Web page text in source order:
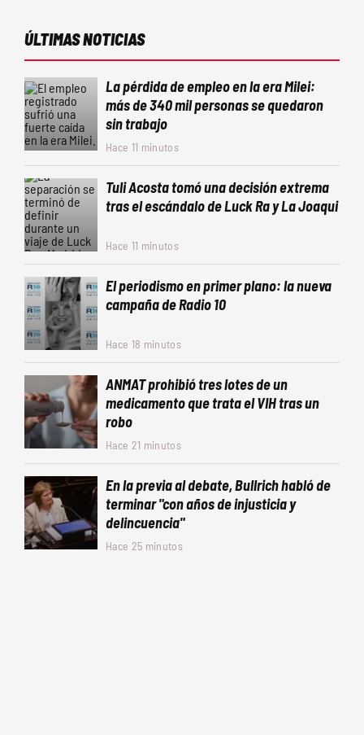
ÚLTIMAS NOTICIAS
La pérdida de empleo en la era Milei:
más de 340 mil personas se quedaron
sin trabajo
Hace 11 minutos
Tuli Acosta tomó una decisión extrema
tras el escándalo de Luck Ra y La Joaqui
Hace 11 minutos
El periodismo en primer plano: la nueva
campaña de Radio 10
Hace 18 minutos
ANMAT prohibió tres lotes de un
medicamento que trata el VIH tras un
robo
Hace 21 minutos
En la previa al debate, Bullrich habló de
terminar "con años de injusticia y
delincuencia"
Hace 25 minutos